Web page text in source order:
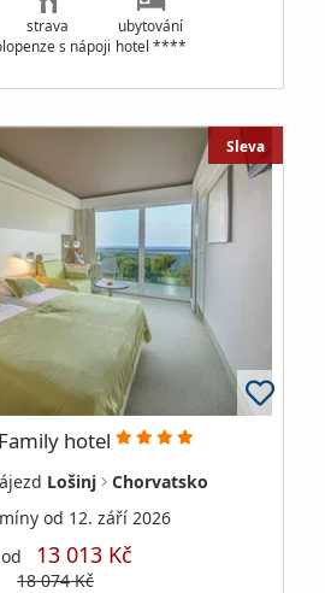
strava
s nápoji
ubytování
hotel ****
Sleva
hotel
Lošinj
Chorvatsko
od 12. září 2026
od 13 013 Kč
18 074 Kč